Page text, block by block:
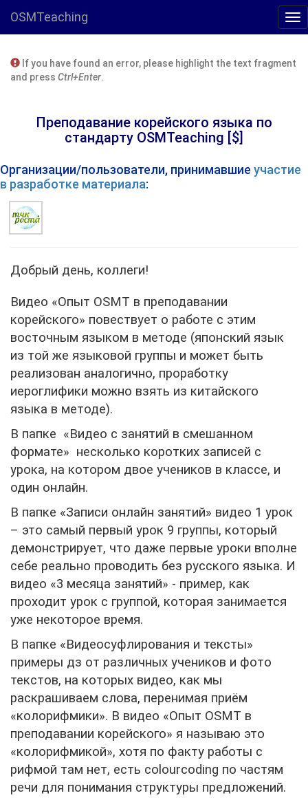
OSMTeaching
If you have found an error, please highlight the text fragment
and press Ctrl+Enter.
Преподавание корейского языка по
стандарту OSMTeaching [$]
Организации/пользователи, принимавшиеучастие
в разработке материала:
Добрый день, коллеги!
Видео «Опыт OSMT в преподавании
корейского» повествует о работе с этим
восточным языком в методе (японский язык
из той же языковой группы и может быть
реализован аналогично, проработку
иероглифики можно взять из китайского
языка в методе).
В папке «Видео с занятий в смешанном
формате» несколько коротких записей с
урока, на котором двое учеников в классе, и
один онлайн.
В папке «Записи онлайн занятий» видео 1 урок
– это самый первый урок 9 группы, который
демонстрирует, что даже первые уроки вполне
себе реально проводить без русского языка. И
видео «3 месяца занятий» - пример, как
проходит урок с группой, которая занимается
уже некоторое время.
В папке «Видеосуфлирования и тексты»
примеры дз от различных учеников и фото
текстов, на которых видео, как мы
раскрашиваем слова, перенимая приём
«колорифмики». В видео «Опыт OSMT в
преподавании корейского» я называю это
«колорифмикой», хотя по факту работы с
рифмой там нет, есть colourcoding по частям
речи для понимания структуры предложений.